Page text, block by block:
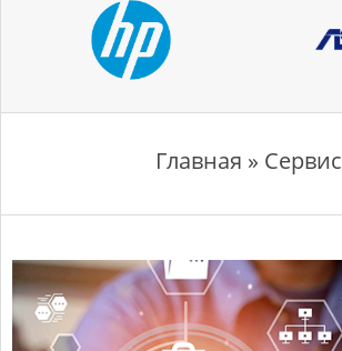
Главная » Сервис
С
е